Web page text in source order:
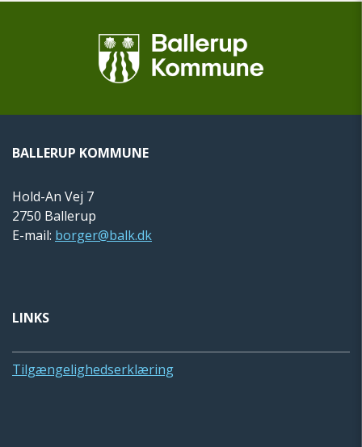
BALLERUP KOMMUNE
Hold-An Vej 7
2750 Ballerup
E-mail: borger@balk.dk
LINKS
Tilgængelighedserklæring